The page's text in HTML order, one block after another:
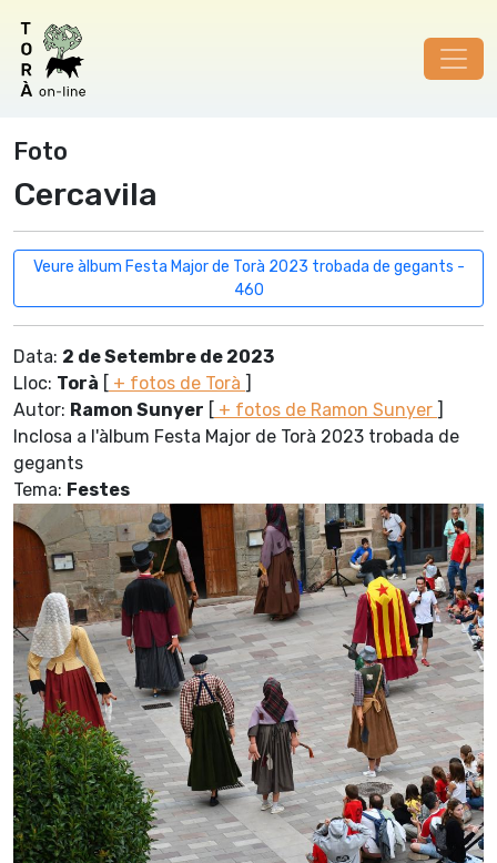
Foto
Cercavila
Veure àlbum Festa Major de Torà 2023 trobada de gegants -
460
Data: 2 de Setembre de 2023
Lloc: Torà [ + fotos de Torà ]
Autor: Ramon Sunyer [ + fotos de Ramon Sunyer ]
Inclosa a l'àlbum Festa Major de Torà 2023 trobada de
gegants
Tema: Festes